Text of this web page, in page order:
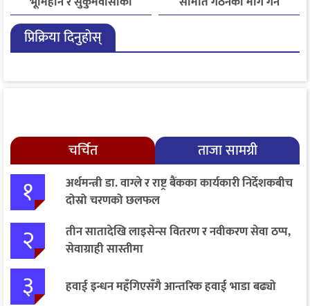
पुनःस्थापनाबारे जरुरी
प्रस्तावमाथि छलफल हुने
कांग्रेसको निर्णय
प्रिक्रिया दिनुहोस्
चर्चित ताजा सामग्री
१
अर्थमन्त्री डा. वाग्ले र राष्ट्र बैंकका कार्यकारी निर्देशकबीच
दोस्रो चरणको छलफल
२
तीन सातादेखि लाइसेन्स वितरण र नवीकरण सेवा ठप्प,
सेवाग्राही सास्तीमा
३ हवाई इन्धन महँगिएसँगै आन्तरिक हवाई भाडा बढ्यो